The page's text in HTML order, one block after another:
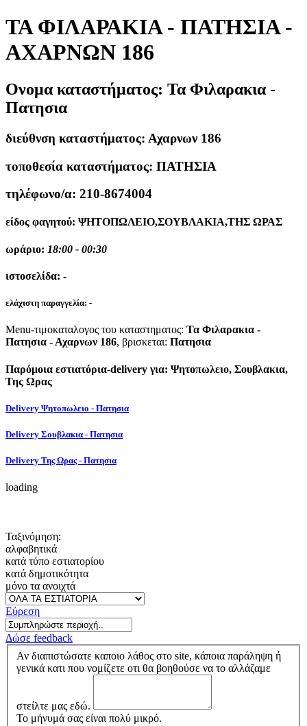
ΤΑ ΦΙΛΑΡΑΚΙΑ - ΠΑΤΗΣΙΑ -
ΑΧΑΡΝΩΝ 186
Ονομα καταστήματος: Τα Φιλαρακια -
Πατησια
διεύθνση καταστήματος: Αχαρνων 186
τοποθεσία καταστήματος: ΠΑΤΗΣΙΑ
τηλέφωνο/α: 210-8674004
είδος φαγητού: ΨΗΤΟΠΩΛΕΙΟ,ΣΟΥΒΛΑΚΙΑ,ΤΗΣ ΩΡΑΣ
ωράριο: 18:00 - 00:30
ιστοσελίδα: -
ελάχιστη παραγγελία: -
Menu-τιμοκαταλογος του καταστηματος: Τα Φιλαρακια -
Πατησια - Αχαρνων 186, βρισκεται: Πατησια
Παρόμοια εστιατόρια-delivery για: Ψητοπωλειο, Σουβλακια,
Της Ωρας
Delivery Ψητοπωλειο - Πατησια
Delivery Σουβλακια - Πατησια
Delivery Της Ωρας - Πατησια
loading
Ταξινόμηση:
αλφαβητικά
κατά τύπο εστιατορίου
κατά δημοτικότητα
μόνο τα ανοιχτά
Εύρεση
Δώσε feedback
Αν διαπιστώσατε καποιο λάθος στο site, κάποια παράληψη ή
γενικά κατι που νομίζετε οτι θα βοηθούσε να το αλλάζαμε
στείλτε μας εδώ.
Το μήνυμά σας είναι πολύ μικρό.